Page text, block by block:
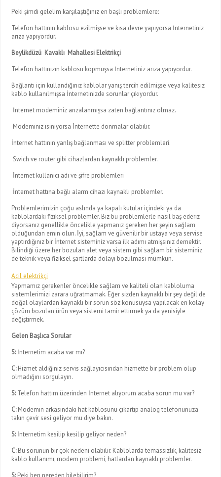
Peki şimdi gelelim karşılaştığınız en başlı problemlere:
Telefon hattının kablosu ezilmişse ve kısa devre yapıyorsa İnternetiniz
arıza yapıyordur.
Beylikdüzü Kavaklı Mahallesi Elektrikçi
Telefon hattınızın kablosu kopmuşsa İnternetiniz arıza yapıyordur.
Bağlantı için kullandığınız kablolar yanış tercih edilmişse veya kalitesiz
kablo kullanılmışsa İnternetinizde sorunlar çıkıyordur.
İnternet modeminiz arızalanmışsa zaten bağlantınız olmaz.
Modeminiz ısınıyorsa İnternette donmalar olabilir.
İnternet hattının yanlış bağlanması ve splitter problemleri.
Swich ve router gibi cihazlardan kaynaklı problemler.
İnternet kullanıcı adı ve şifre problemleri
İnternet hattına bağlı alarm cihazı kaynaklı problemler.
Problemlerimizin çoğu aslında ya kapalı kutular içindeki ya da
kablolardaki fiziksel problemler. Biz bu problemlerle nasıl baş ederiz
diyorsanız genellikle öncelikle yapmanız gereken her şeyin sağlam
olduğundan emin olun. İyi, sağlam ve güvenilir bir ustaya veya servise
yaptırdığınız bir İnternet sisteminiz varsa ilk adımı atmişsınız demektir.
Bilindiği üzere her bozulan alet veya sistem gibi sağlam bir sisteminiz
de teknik veya fiziksel şartlarda dolayı bozulması mümkün.
Acil elektrikçi
Yapmamız gerekenler öncelikle sağlam ve kaliteli olan kabloluma
sistemlerimizi zarara uğratmamak. Eğer sizden kaynaklı bir şey değil de
doğal olaylardan kaynaklı bir sorun söz konusuysa yapılacak en kolay
çözüm bozulan ürün veya sistemi tamir ettirmek ya da yenisiyle
değiştirmek.
Gelen Başlıca Sorular
S:İnternetim acaba var mı?
C:Hizmet aldığınız servis sağlayıcısından hizmette bir problem olup
olmadığını sorgulayın.
S:Telefon hattım üzerinden İnternet alıyorum acaba sorun mu var?
C:Modemin arkasındaki hat kablosunu çıkartıp analog telefonunuza
takın çevir sesi geliyor mu diye bakın.
S:İnternetim kesilip kesilip geliyor neden?
C:Bu sorunun bir çok nedeni olabilir. Kablolarda temassızlık, kalitesiz
kablo kullanımı, modem problemi, hatlardan kaynaklı problemler.
S:Peki ben nereden bilebilirim?